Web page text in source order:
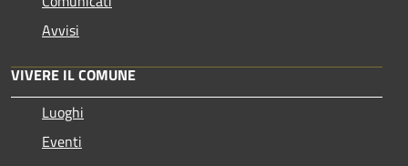
Avvisi
VIVERE IL COMUNE
Luoghi
Eventi